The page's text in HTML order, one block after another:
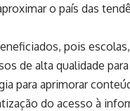
o país das
pois
de alta qualidade
para aprimorar
do acesso à